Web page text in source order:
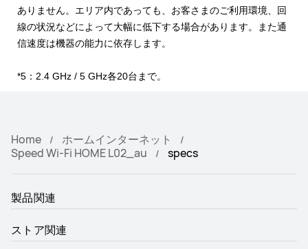
ありません。エリア内であっても、お客さまのご利⽤環境、回
線の状況などによって⼤幅に低下する場合があります。また通
信速度は機器の能⼒に依存します。
*5：2.4 GHz / 5 GHz各20台まで。
Home
ホームインターネット
Speed Wi-Fi HOME L02_au
specs
製品関連
ストア関連